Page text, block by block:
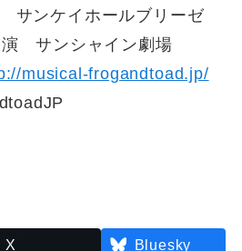
ンケイホールブリーゼ
サンシャイン劇場
musical-frogandtoad.jp/
X Bluesky